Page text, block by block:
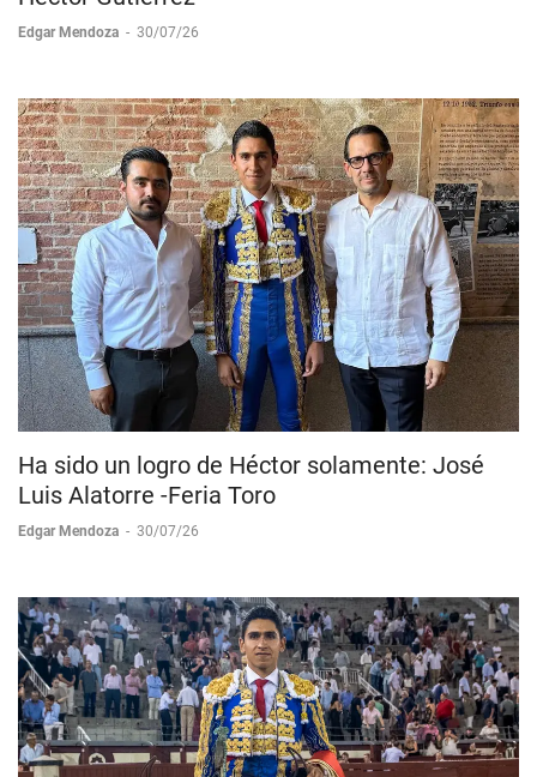
Edgar Mendoza - 30/07/26
Ha sido un logro de Héctor solamente: José
Luis Alatorre -Feria Toro
Edgar Mendoza - 30/07/26